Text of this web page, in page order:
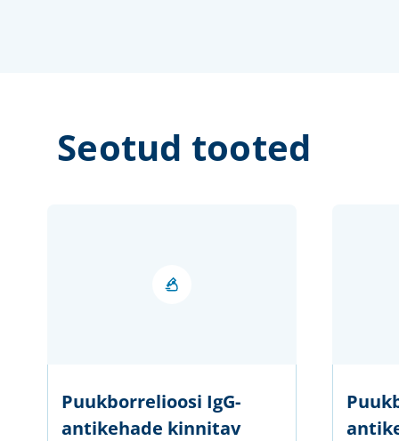
Seotud tooted
Puukborrelioosi IgG-
antikehade kinnitav